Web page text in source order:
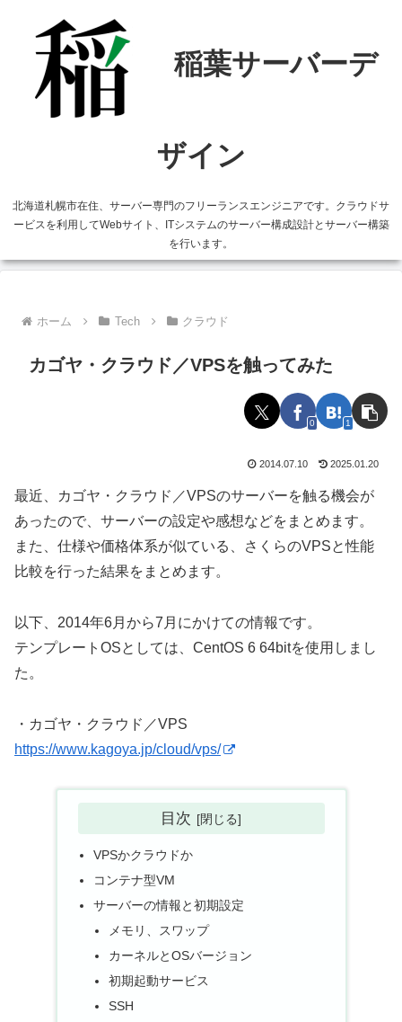
北海道札幌市在住、サーバー専門のフリーランスエンジニアです。クラウドサ
ービスを利用してWebサイト、ITシステムのサーバー構成設計とサーバー構築
を行います。
ホーム Tech クラウド
カゴヤ・クラウド／VPSを触ってみた
0 1
2014.07.10 2025.01.20
最近、カゴヤ・クラウド／VPSのサーバーを触る機会が
あったので、サーバーの設定や感想などをまとめます。
また、仕様や価格体系が似ている、さくらのVPSと性能
比較を行った結果をまとめます。
以下、2014年6月から7月にかけての情報です。
テンプレートOSとしては、CentOS 6 64bitを使用しまし
た。
・カゴヤ・クラウド／VPS
https://www.kagoya.jp/cloud/vps/
目次
VPSかクラウドか
コンテナ型VM
サーバーの情報と初期設定
メモリ、スワップ
カーネルとOSバージョン
初期起動サービス
SSH